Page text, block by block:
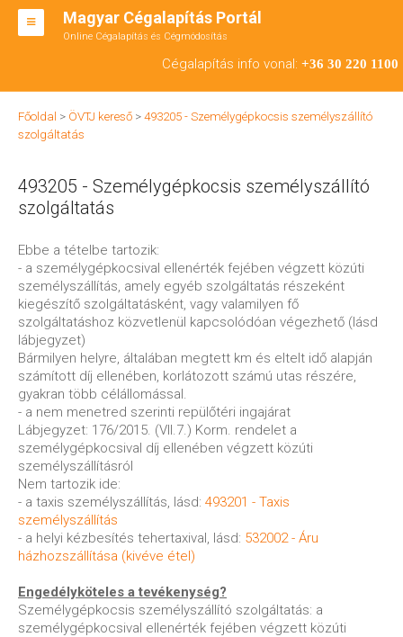
Magyar Cégalapítás Portál
Online Cégalapítás és Cégmódosítás
Cégalapítás info vonal: +36 30 220 1100
BT ALAPÍTÁS
RT ALAPÍTÁS
ÁTALAKULÁS
ENGEDÉLYKÖTELES
KAPCSOLAT
IRODÁK
Főoldal > ÖVTJ kereső > 493205 - Személygépkocsis személyszállító
szolgáltatás
493205 - Személygépkocsis személyszállító
szolgáltatás
Ebbe a tételbe tartozik:
- a személygépkocsival ellenérték fejében végzett közúti
személyszállítás, amely egyéb szolgáltatás részeként
kiegészítő szolgáltatásként, vagy valamilyen fő
szolgáltatáshoz közvetlenül kapcsolódóan végezhető (lásd
lábjegyzet)
Bármilyen helyre, általában megtett km és eltelt idő alapján
számított díj ellenében, korlátozott számú utas részére,
gyakran több célállomással.
- a nem menetred szerinti repülőtéri ingajárat
Lábjegyzet: 176/2015. (VII.7.) Korm. rendelet a
személygépkocsival díj ellenében végzett közúti
személyszállításról
Nem tartozik ide:
- a taxis személyszállítás, lásd: 493201 - Taxis
személyszállítás
- a helyi kézbesítés tehertaxival, lásd: 532002 - Áru
házhozszállítása (kivéve étel)
Engedélyköteles a tevékenység?
Személygépkocsis személyszállító szolgáltatás: a
személygépkocsival ellenérték fejében végzett közúti